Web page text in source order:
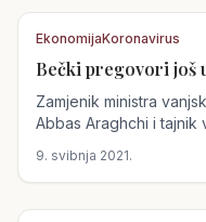
EkonomijaKoronavirus
Bečki pregovori još
Zamjenik ministra
Abbas Araghchi i tajnik
9. svibnja 2021.